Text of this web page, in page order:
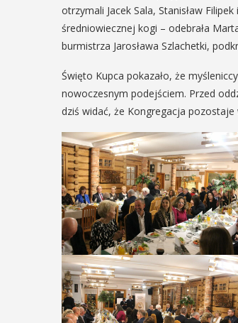
otrzymali Jacek Sala, Stanisław
średniowiecznej kogi – odebrała
burmistrza Jarosława Szlachetki,
Święto Kupca pokazało, że
nowoczesnym podejściem. Przed
dziś widać, że Kongregacja
SIERPIEŃ
08:00 - 18:00